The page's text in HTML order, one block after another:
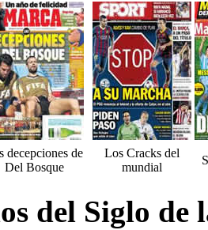
decepciones de
Del Bosque
Los Cracks del
mundial
del Siglo de